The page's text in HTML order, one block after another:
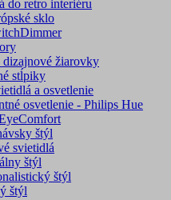
do retro interiéru
sklo
dizajnové žiarovky
stĺpiky
a osvetlenie
osvetlenie - Philips Hue
štýl
svietidlá
štýl
štýl
štýl